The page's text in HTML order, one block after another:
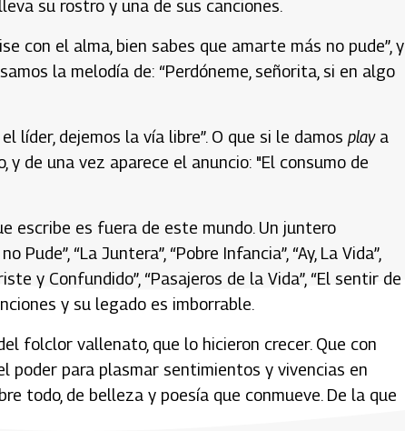
su rostro y una de sus canciones.
con el alma, bien sabes que amarte más no pude”, y
la melodía de: “Perdóneme, señorita, si en algo
líder, dejemos la vía libre”. O que si le damos play a
y de una vez aparece el anuncio: "El consumo de
escribe es fuera de este mundo. Un juntero
“La Juntera”, “Pobre Infancia”, “Ay, La Vida”,
y Confundido”, “Pasajeros de la Vida”, “El sentir de
y su legado es imborrable.
folclor vallenato, que lo hicieron crecer. Que con
poder para plasmar sentimientos y vivencias en
todo, de belleza y poesía que conmueve. De la que